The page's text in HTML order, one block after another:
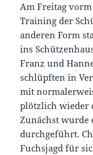
Am Freitag
Training der
anderen Form
ins
Franz und
schlüpften in
mit
plötzlich wieder
Zunächst wurde
durchgeführt.
Fuchsjagd für